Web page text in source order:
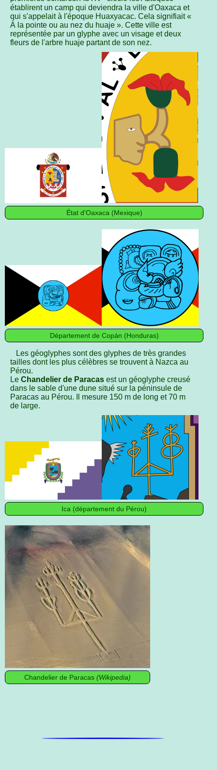
établirent un camp qui deviendra la ville d'Oaxaca et
qui s'appelait à l'époque Huaxyacac. Cela signifiait «
À la pointe ou au nez du huaje ». Cette ville est
représentée par un glyphe avec un visage et deux
fleurs de l'arbre huaje partant de son nez.
État d'Oaxaca (Mexique)
Département de Copán (Honduras)
Les géoglyphes sont des glyphes de très grandes
tailles dont les plus célèbres se trouvent à Nazca au
Pérou.
LeChandelier de Paracas est un géoglyphe creusé
dans le sable d'une dune situé sur la péninsule de
Paracas au Pérou. Il mesure 150 m de long et 70 m
de large.
Ica (département du Pérou)
Chandelier de Paracas (Wikipedia)